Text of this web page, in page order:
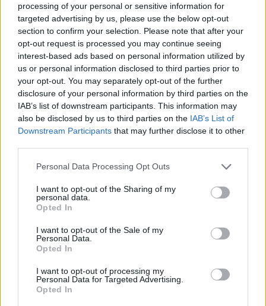
processing of your personal or sensitive information for
targeted advertising by us, please use the below opt-out
section to confirm your selection. Please note that after your
opt-out request is processed you may continue seeing
interest-based ads based on personal information utilized by
us or personal information disclosed to third parties prior to
your opt-out. You may separately opt-out of the further
disclosure of your personal information by third parties on the
IAB’s list of downstream participants. This information may
also be disclosed by us to third parties on the IAB’s List of
Downstream Participants that may further disclose it to other
Personal Data Processing Opt Outs
I want to opt-out of the Sharing of my
personal data.
Opted In
I want to opt-out of the Sale of my
Personal Data.
Opted In
I want to opt-out of processing my
Personal Data for Targeted Advertising.
Opted In